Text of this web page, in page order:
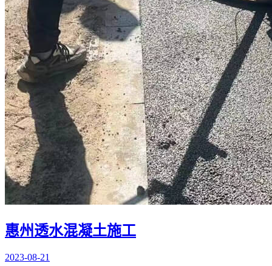
惠州透水混凝土施工
2023-08-21